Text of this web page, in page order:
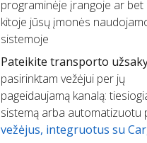
programinėje įrangoje ar bet
kitoje jūsų įmonės
sistemoje
Pateikite transporto
pasirinktam vežėjui per jų
pageidaujamą kanalą:
sistemą arba automatizuotu
vežėjus, integruotus su